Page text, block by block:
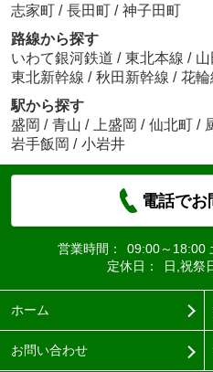
志家町 / 長田町 / 神子田町
路線から探す
いわて銀河鉄道 / 東北本線 /
東北新幹線 / 秋田新幹線 / 花輪
駅から探す
盛岡 / 青山 / 上盛岡 / 仙北町 /
岩手飯岡 / 小岩井
電話でお
営業時間：
09:00～18:00
定休日：
日,祝祭
ホーム
お問い合わせ